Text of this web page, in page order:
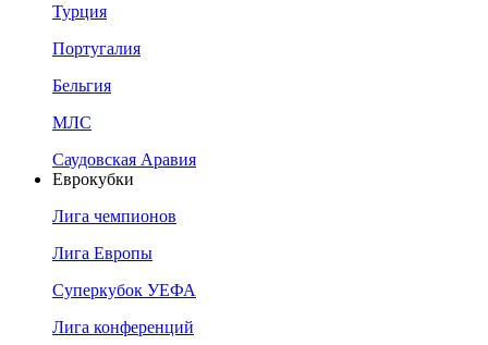
Турция
Португалия
Бельгия
МЛС
Саудовская Аравия
Еврокубки
Лига чемпионов
Лига Европы
Суперкубок УЕФА
Лига конференций